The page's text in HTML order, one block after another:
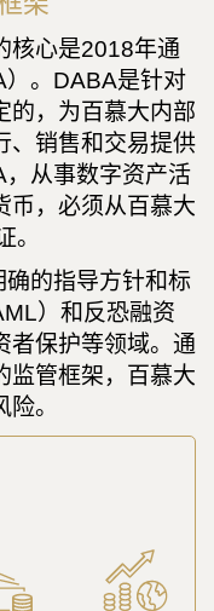
核心是2018年通
。DABA是针对
的，为百慕大内部
、销售和交易提供
从事数字资产活
币，必须从百慕大
。
的指导方针和标
）和反恐融资
者保护等领域。通
监管框架，百慕大
。